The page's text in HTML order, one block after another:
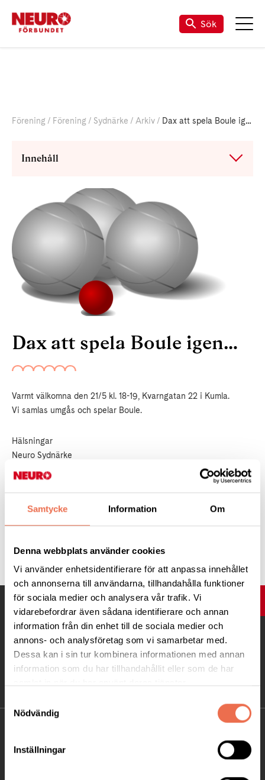
Samtycke Information Om
Denna webbplats använder cookies
Vi använder enhetsidentifierare för att anpassa innehållet
och annonserna till användarna, tillhandahålla funktioner
för sociala medier och analysera vår trafik. Vi
vidarebefordrar även sådana identifierare och annan
information från din enhet till de sociala medier och
annons- och analysföretag som vi samarbetar med.
Dessa kan i sin tur kombinera informationen med annan
information som du har tillhandahållit eller som de har
Nödvändig
Inställningar
Sök
Förening Förening Sydnärke Arkiv Dax att spela Boule igen…
Innehåll
Dax att spela Boule igen…
Varmt välkomna den 21/5 kl. 18-19, Kvarngatan 22 i Kumla.
Vi samlas umgås och spelar Boule.
Hälsningar
Neuro Sydnärke
Styrelsen
Innehållsansvarig: Neuro Sydnärke